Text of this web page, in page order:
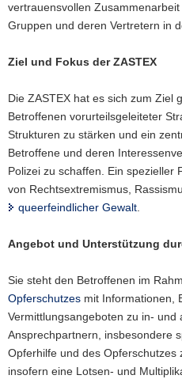
vertrauensvollen
Gruppen und deren Vertretern in
Ziel und Fokus der ZASTEX
Die ZASTEX hat es sich zum Ziel
Betroffenen vorurteilsgeleiteter
Strukturen zu stärken und ein
Betroffene und deren
Polizei zu schaffen. Ein spezieller
von Rechtsextremismus,
queerfeindlicher Gewalt.
Angebot und Unterstützung
Sie steht den Betroffenen im
Opferschutzes mit Informationen,
Vermittlungsangeboten zu in- und
Ansprechpartnern, insbesondere
Opferhilfe und des Opferschutzes
insofern eine Lotsen- und